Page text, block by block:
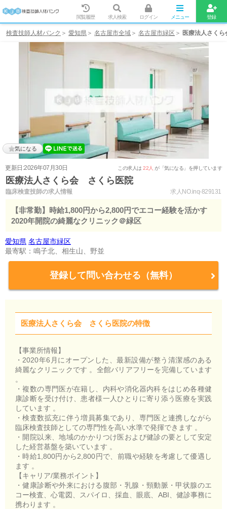
閲覧履歴 求人検索 ログイン メニュー 登録
検査技師人材バンク 愛知県 名古屋市全域 名古屋市緑区 医療法人さく
気になる
更新日:2026年07月30日 この求人は 22人 が「気になる」を押しています
医療法人さくら会 さくら医院
臨床検査技師の求人情報 求人NO.inq-829131
【非常勤】時給1,800円から2,800円でエコー経験を活かす
2020年開院の綺麗なクリニック＠緑区
愛知県 名古屋市緑区
最寄駅：鳴子北、相生山、野並
登録して問い合わせる（無料）
医療法人さくら会 さくら医院の特徴
【事業所情報】
・2020年6月にオープンした、最新設備が整う清潔感のある
綺麗なクリニックです 。全館バリアフリーを完備しています
。
・複数の専門医が在籍し、内科や消化器内科をはじめ各種健
康診断を受け付け、患者様一人ひとりに寄り添う医療を実践
しています 。
・検査数拡充に伴う増員募集であり、専門医と連携しながら
臨床検査技師としての専門性を高い水準で発揮できます 。
・開院以来、地域のかかりつけ医および健診の要として安定
した経営基盤を築いています 。
・時給1,800円から2,800円で、前職や経験を考慮して優遇し
ます 。
【キャリア/業務ポイント】
・健康診断や外来における腹部・乳腺・頸動脈・甲状腺のエ
コー検査、心電図、スパイロ、採血、眼底、ABI、健診事務に
携わります 。